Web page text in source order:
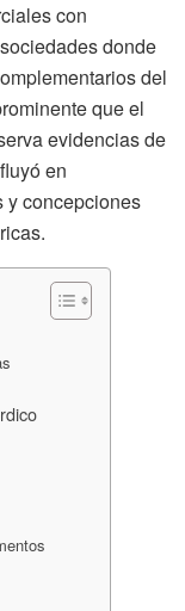
con
donde
del
que el
evidencias de
en
y concepciones